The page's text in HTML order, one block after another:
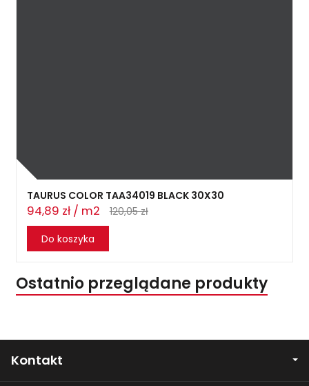
TAURUS COLOR TAA34019 BLACK 30X30
94,89 zł / m2
120,05 zł
Do koszyka
Ostatnio przeglądane produkty
Kontakt